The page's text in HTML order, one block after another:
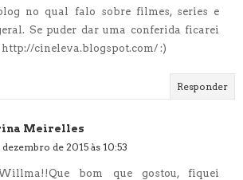
no qual falo sobre filmes, series e
Se puder dar uma conferida ficarei
cineleva.blogspot.com/ :)
Responder
Meirelles
dezembro de 2015 às 10:53
bom que gostou, fiquei